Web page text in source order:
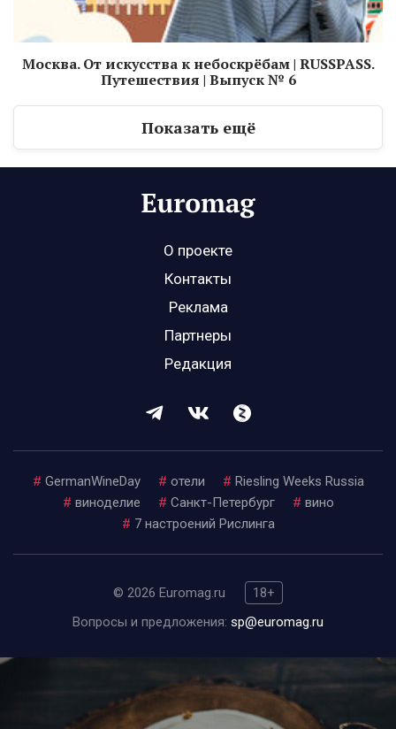
Москва. От искусства к небоскрёбам ​| RUSSPASS.
Путешествия | Выпуск № 6
Показать ещё
О проекте
Контакты
Реклама
Партнеры
Редакция
# GermanWineDay # отели # Riesling Weeks Russia
# виноделие # Санкт-Петербург # вино
# 7 настроений Рислинга
© 2026 Euromag.ru
18+
Вопросы и предложения: sp@euromag.ru